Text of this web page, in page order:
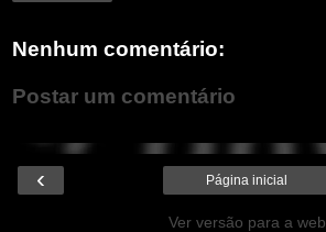
Nenhum comentário:
Postar um comentário
‹ Página inicial
Ver versão para a web